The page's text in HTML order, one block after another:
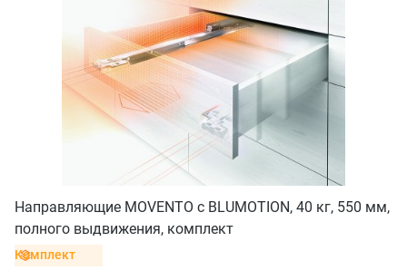
Направляющие MOVENTO с BLUMOTION, 40 кг, 550 мм,
полного выдвижения, комплект
Комплект